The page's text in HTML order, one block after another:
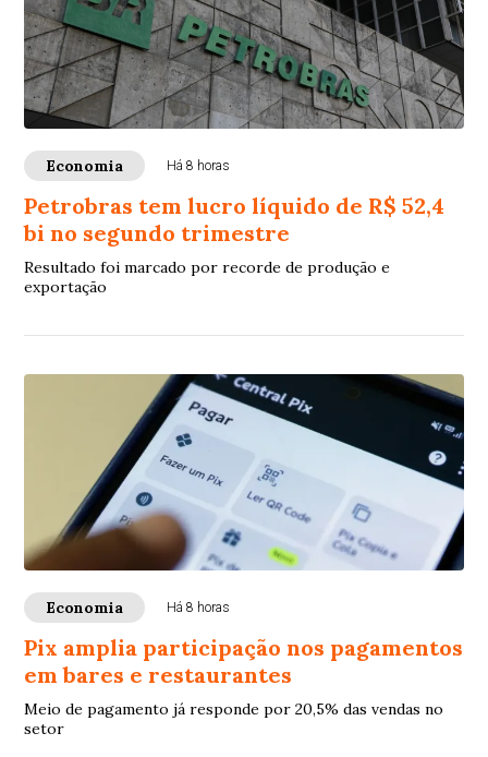
Economia Há 8 horas
Petrobras tem lucro líquido de R$ 52,4
bi no segundo trimestre
Resultado foi marcado por recorde de produção e
exportação
Economia Há 8 horas
Pix amplia participação nos pagamentos
em bares e restaurantes
Meio de pagamento já responde por 20,5% das vendas no
setor